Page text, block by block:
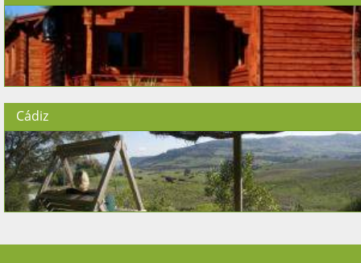
Cádiz